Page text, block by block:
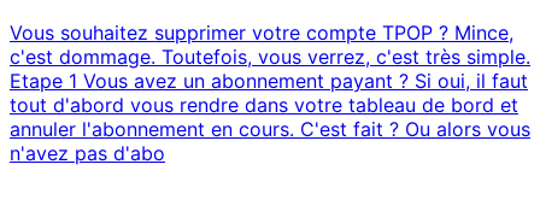
Vous souhaitez supprimer votre compte TPOP ? Mince,
c'est dommage. Toutefois, vous verrez, c'est très simple.
Etape 1 Vous avez un abonnement payant ? Si oui, il faut
tout d'abord vous rendre dans votre tableau de bord et
annuler l'abonnement en cours. C'est fait ? Ou alors vous
n'avez pas d'abo